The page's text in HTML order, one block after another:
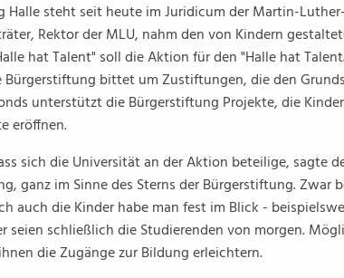
Halle steht seit heute im Juridicum der Martin-
Rektor der MLU, nahm den von Kindern
hat Talent" soll die Aktion für den "Halle hat
Bürgerstiftung bittet um Zustiftungen, die den
unterstützt die Bürgerstiftung Projekte, die
eröffnen.
sich die Universität an der Aktion beteilige, sagte
ganz im Sinne des Sterns der Bürgerstiftung. Zwar
auch die Kinder habe man fest im Blick -
seien schließlich die Studierenden von morgen.
die Zugänge zur Bildung erleichtern.